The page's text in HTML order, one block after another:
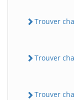
Trouver
Trouver
Trouver